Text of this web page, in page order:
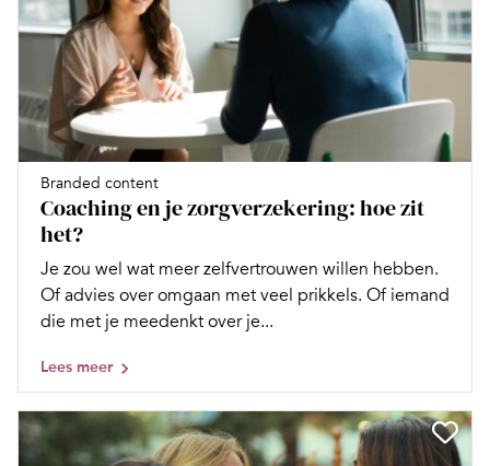
Branded content
Coaching en je zorgverzekering: hoe zit
het?
Je zou wel wat meer zelfvertrouwen willen hebben.
Of advies over omgaan met veel prikkels. Of iemand
die met je meedenkt over je...
Lees meer